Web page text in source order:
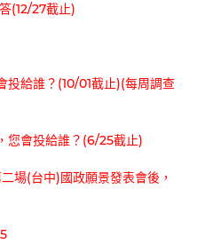
(12/27截止)
投給誰？(10/01截止)(每周調查
您會投給誰？(6/25截止)
場(台中)國政願景發表會後，